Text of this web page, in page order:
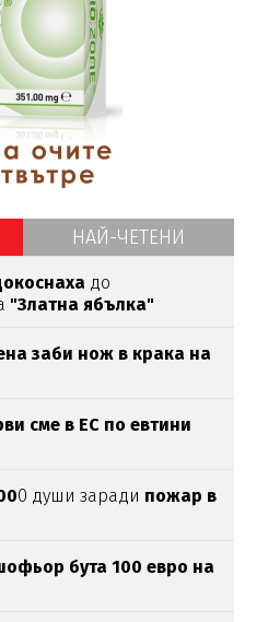
НАЙ-ЧЕТЕНИ
до
"Златна ябълка"
заби нож в крака на
сме в ЕС по евтини
0 души заради пожар в
бута 100 евро на